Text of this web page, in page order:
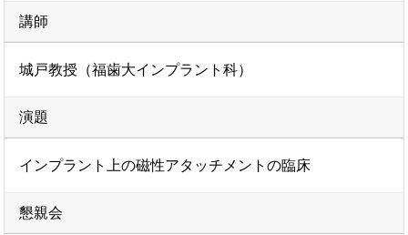
講師
城戸教授（福歯大インプラント科）
演題
インプラント上の磁性アタッチメントの臨床
懇親会